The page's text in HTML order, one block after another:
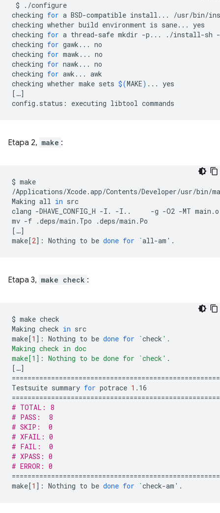
$
./configure
checking for a BSD-compatible install...
/usr/bin/
checking whether build environment is sane... yes
checking for a thread-safe mkdir -p... ./install-sh
checking for gawk... no
checking for mawk... no
checking for nawk... no
checking for awk... awk
checking whether make sets $(MAKE) ...
[ …]
config.status:
executing libtool
Etapa 2, make :
$ make
/Applications/Xcode.app/Contents/Developer/usr/bin/
Making all in src
clang -DHAVE_CONFIG_H -I. -I.. -g -O2 -MT main.o
mv -f .deps/main.Tpo
[ …]
make[2] : Nothing to be done for `all-am '
Etapa 3, make check :
$ make check
Making check in src
make[1 ] : Nothing to be done for `check '.
Making check in doc
make[1]: Nothing to be done for `check'
[ …]
Testsuite summary for potrace 1
# TOTAL: 8
# PASS:  8
# SKIP:  0
# XFAIL: 0
# FAIL:  0
# XPASS: 0
# ERROR: 0
make[1 ] : Nothing to be done for `check-am '